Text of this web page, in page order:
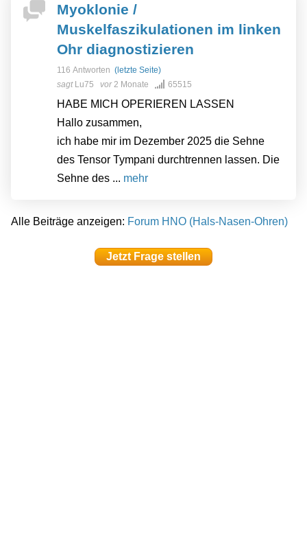
Myoklonie /
Muskelfaszikulationen im linken
Ohr diagnostizieren
116 Antworten (letzte Seite)
sagt Lu75 vor2 Monate 65515
HABE MICH OPERIEREN LASSEN
Hallo zusammen,
ich habe mir im Dezember 2025 die Sehne
des Tensor Tympani durchtrennen lassen. Die
Sehne des ... mehr
Alle Beiträge anzeigen: Forum HNO (Hals-Nasen-Ohren)
Jetzt Frage stellen